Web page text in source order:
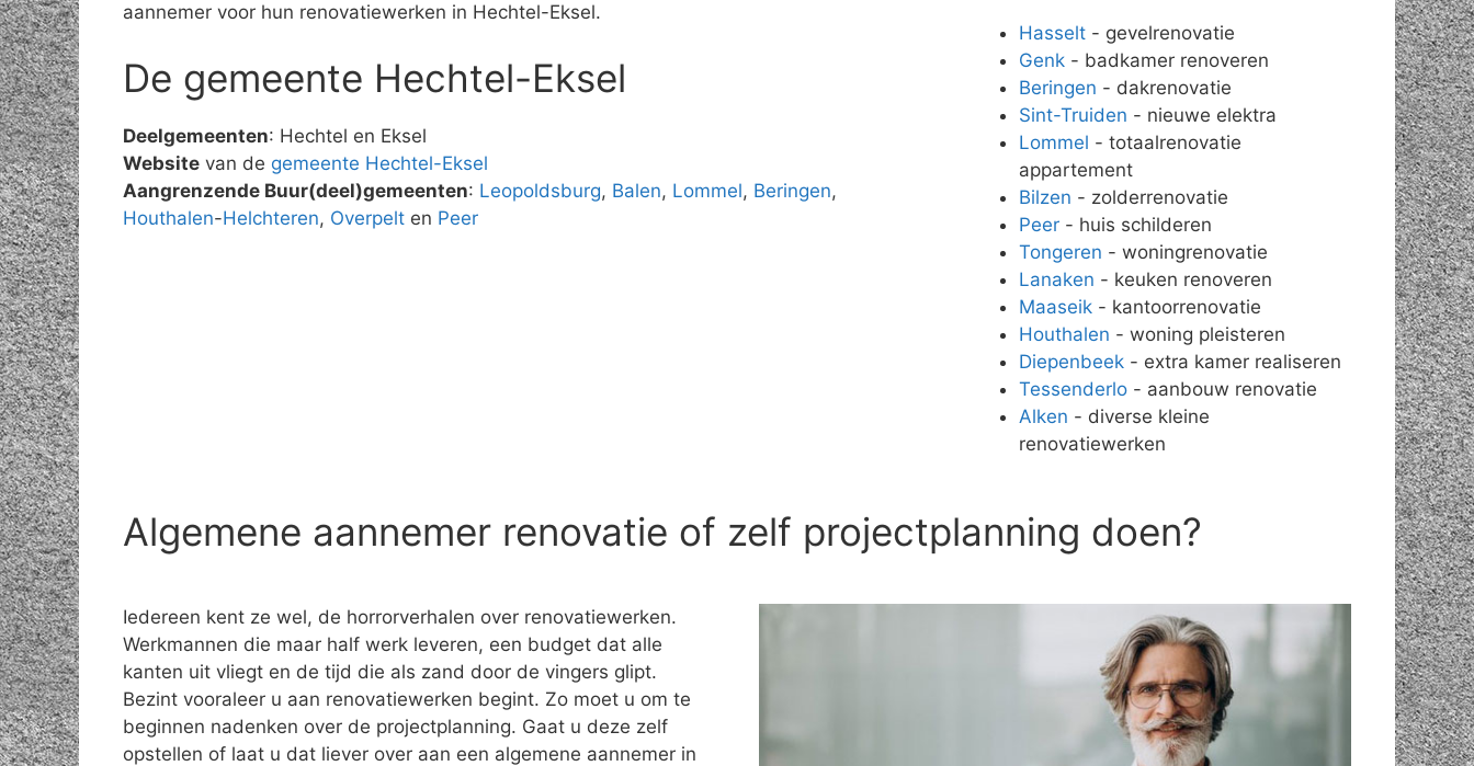
aannemer voor hun renovatiewerken in Hechtel-Eksel.
De gemeente Hechtel-Eksel
Deelgemeenten: Hechtel en Eksel
Website van de gemeente Hechtel-Eksel
Aangrenzende Buur(deel)gemeenten: Leopoldsburg, Balen, Lommel, Beringen,
Houthalen-Helchteren, Overpelt en Peer
Hasselt- gevelrenovatie
Genk- badkamer renoveren
Beringen - dakrenovatie
Sint-Truiden - nieuwe elektra
Lommel - totaalrenovatie
appartement
Bilzen - zolderrenovatie
Peer- huis schilderen
Tongeren - woningrenovatie
Lanaken - keuken renoveren
Maaseik- kantoorrenovatie
Houthalen - woning pleisteren
Diepenbeek- extra kamer realiseren
Tessenderlo- aanbouw renovatie
Alken - diverse kleine
renovatiewerken
Algemene aannemer renovatie of zelf projectplanning doen?
Iedereen kent ze wel, de horrorverhalen over renovatiewerken.
Werkmannen die maar half werk leveren, een budget dat alle
kanten uit vliegt en de tijd die als zand door de vingers glipt.
Bezint vooraleer u aan renovatiewerken begint. Zo moet u om te
beginnen nadenken over de projectplanning. Gaat u deze zelf
opstellen of laat u dat liever over aan een algemene aannemer in